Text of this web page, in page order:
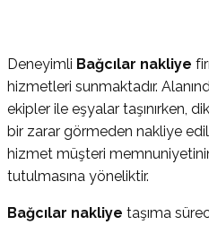
Deneyimli Bağcılar nakliye
hizmetleri sunmaktadır.
ekipler ile eşyalar taşınırken,
bir zarar görmeden nakliye
hizmet müşteri
tutulmasına yöneliktir.
Bağcılar nakliye taşıma